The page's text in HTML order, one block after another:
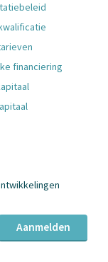
financiering
Aanmelden